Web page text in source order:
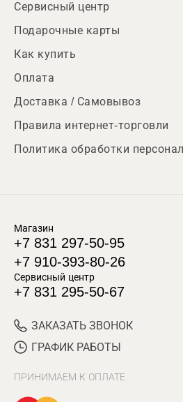
Сервисный центр
Подарочные карты
Как купить
Оплата
Доставка / Самовывоз
Правила интернет-торговли
Политика обработки
Магазин
+7 831 297-50-95
+7 910-393-80-26
Сервисный центр
+7 831 295-50-67
ЗАКАЗАТЬ ЗВОНОК
ГРАФИК РАБОТЫ
ПРИНИМАЕМ К ОПЛАТЕ